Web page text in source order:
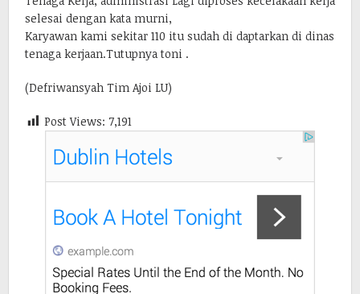
selesai dengan kata murni,
Karyawan kami sekitar 110 itu sudah di daptarkan di dinas
tenaga kerjaan.Tutupnya toni .
(Defriwansyah Tim Ajoi LU)
Post Views: 7,191